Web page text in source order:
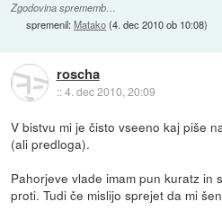
Zgodovina sprememb…
spremenil:Matako(4. dec 2010 ob 10:08)
roscha
::4. dec 2010, 20:09
V bistvu mi je čisto vseeno kaj piše
(ali predloga).
Pahorjeve vlade imam pun kuratz in
proti. Tudi če mislijo sprejet da mi